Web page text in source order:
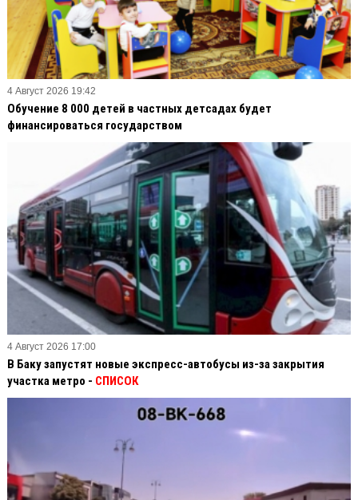
4 Август 2026 19:42
Обучение 8 000 детей в частных детсадах будет
финансироваться государством
4 Август 2026 17:00
В Баку запустят новые экспресс-автобусы из-за закрытия
участка метро - СПИСОК